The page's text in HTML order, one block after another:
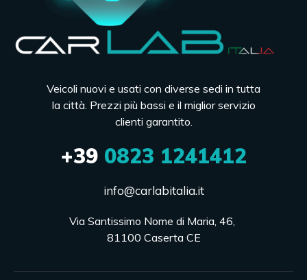
Veicoli nuovi e usati con diverse sedi in tutta
la città. Prezzi più bassi e il miglior servizio
clienti garantito.
+390823 1241412
info@carlabitalia.it
Via Santissimo Nome di Maria, 46,
81100 Caserta CE